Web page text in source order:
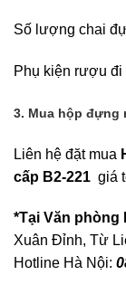
Số lượng chai
Phụ kiện rượu đi
3. Mua hộp đựng
Liên hệ đặt mua
cấp B2-221 giá
*Tại Văn phòng
Xuân Đỉnh, Từ
Hotline Hà Nội: